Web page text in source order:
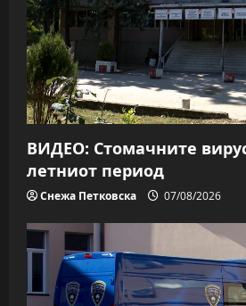
ВИДЕО: Стомачните
летниот период
Снежа Петковска 07/08/2026